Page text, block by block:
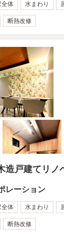
全体 水まわり
断熱改修
造戸建てリノ
レーション
全体 水まわり
断熱改修